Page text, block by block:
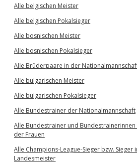
Alle belgischen Meister
Alle belgischen Pokalsieger
Alle bosnischen Meister
Alle bosnischen Pokalsieger
Alle Brüderpaare in der
Alle bulgarischen Meister
Alle bulgarischen Pokalsieger
Alle Bundestrainer der Nationalmannschaft
Alle Bundestrainer und
der Frauen
Alle Champions-League-Sieger bzw.
Landesmeister